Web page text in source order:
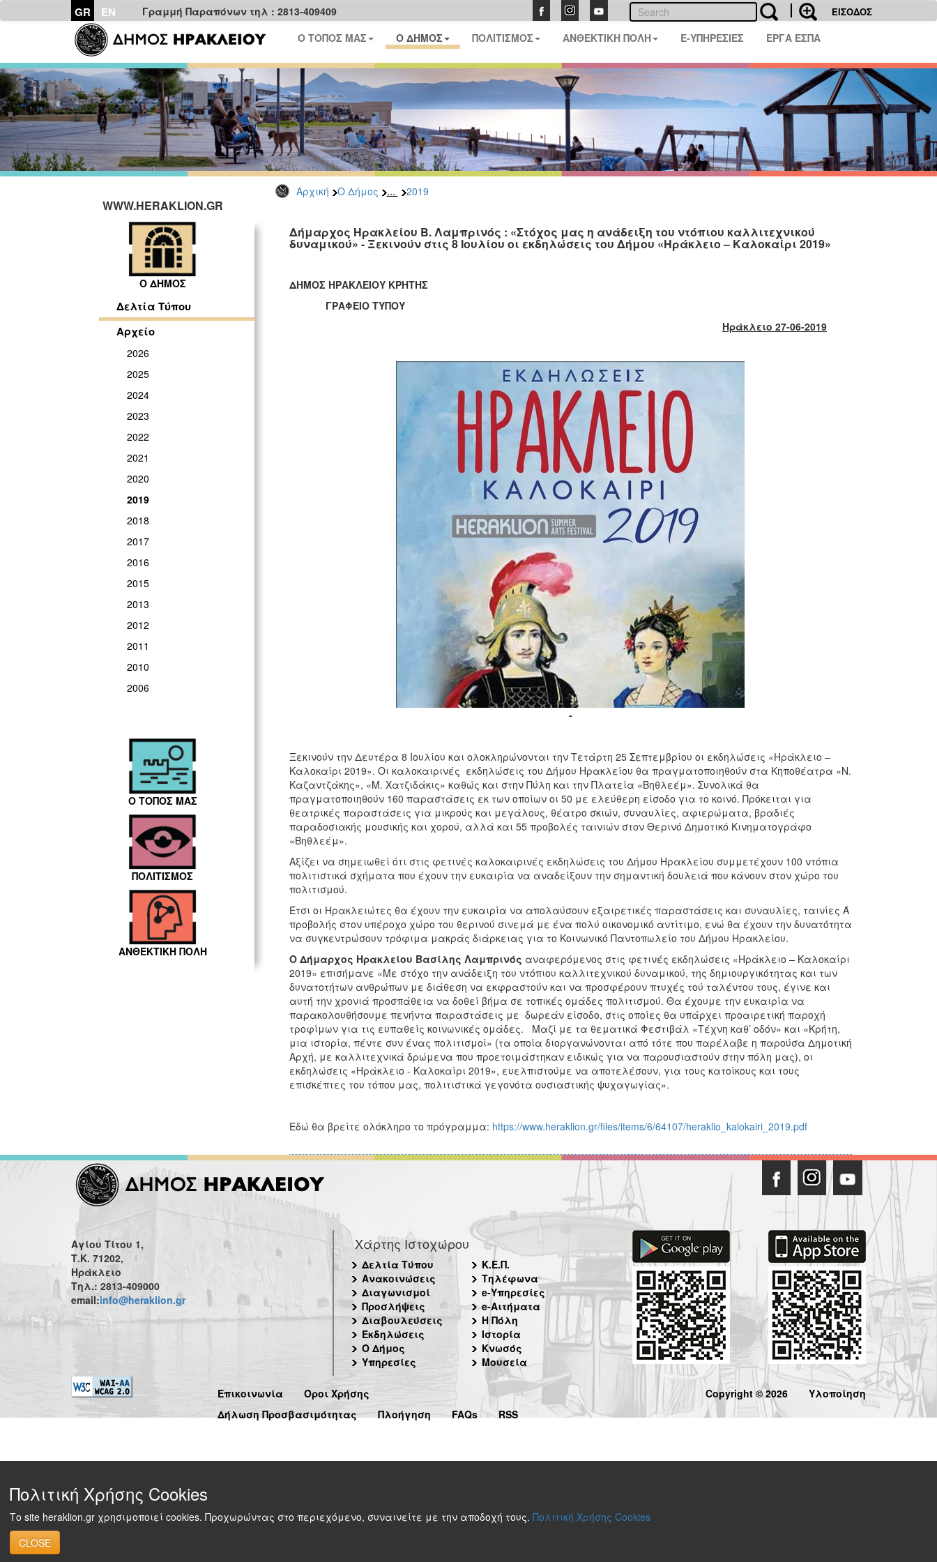
GR EN Γραμμή Παραπόνων τηλ : 2813-409409 ΕΙΣΟΔΟΣ
Ο ΤΟΠΟΣ ΜΑΣ Ο ΔΗΜΟΣ ΠΟΛΙΤΙΣΜΟΣ ΑΝΘΕΚΤΙΚΗ ΠΟΛΗ E-ΥΠΗΡΕΣΙΕΣ ΕΡΓΑ ΕΣΠΑ
Αρχική Ο Δήμος ... 2019
WWW.HERAKLION.GR
Ο ΔΗΜΟΣ
Δελτία Τύπου
Αρχείο
2026
2025
2024
2023
2022
2021
2020
2019
2018
2017
2016
2015
2013
2012
2011
2010
2006
Ο ΤΟΠΟΣ ΜΑΣ
ΠΟΛΙΤΙΣΜΟΣ
ΑΝΘΕΚΤΙΚΗ ΠΟΛΗ
Δήμαρχος Ηρακλείου Β. Λαμπρινός : «Στόχος μας η ανάδειξη του ντόπιου καλλιτεχνικού
δυναμικού» - Ξεκινούν στις 8 Ιουλίου οι εκδηλώσεις του Δήμου «Ηράκλειο – Καλοκαίρι 2019»
ΔΗΜΟΣ ΗΡΑΚΛΕΙΟΥ ΚΡΗΤΗΣ
ΓΡΑΦΕΙΟ ΤΥΠΟΥ
Ηράκλειο 27-06-2019
-
Ξεκινούν την Δευτέρα 8 Ιουλίου και ολοκληρώνονται την Τετάρτη 25 Σεπτεμβρίου οι εκδηλώσεις «Ηράκλειο –
Καλοκαίρι 2019». Οι καλοκαιρινές εκδηλώσεις του Δήμου Ηρακλείου θα πραγματοποιηθούν στα Κηποθέατρα «Ν.
Καζαντζάκης», «Μ. Χατζιδάκις» καθώς και στην Πύλη και την Πλατεία «Βηθλεέμ». Συνολικά θα
πραγματοποιηθούν 160 παραστάσεις εκ των οποίων οι 50 με ελεύθερη είσοδο για το κοινό. Πρόκειται για
θεατρικές παραστάσεις για μικρούς και μεγάλους, θέατρο σκιών, συναυλίες, αφιερώματα, βραδιές
παραδοσιακής μουσικής και χορού, αλλά και 55 προβολές ταινιών στον Θερινό Δημοτικό Κινηματογράφο
«Βηθλεέμ».
Αξίζει να σημειωθεί ότι στις φετινές καλοκαιρινές εκδηλώσεις του Δήμου Ηρακλείου συμμετέχουν 100 ντόπια
πολιτιστικά σχήματα που έχουν την ευκαιρία να αναδείξουν την σημαντική δουλειά που κάνουν στον χώρο του
πολιτισμού.
Έτσι οι Ηρακλειώτες θα έχουν την ευκαιρία να απολαύσουν εξαιρετικές παραστάσεις και συναυλίες, ταινίες Ά
προβολής στον υπέροχο χώρο του θερινού σινεμά με ένα πολύ οικονομικό αντίτιμο, ενώ θα έχουν την δυνατότητα
να συγκεντρώσουν τρόφιμα μακράς διάρκειας για το Κοινωνικό Παντοπωλείο του Δήμου Ηρακλείου.
Ο Δήμαρχος Ηρακλείου Βασίλης Λαμπρινός αναφερόμενος στις φετινές εκδηλώσεις «Ηράκλειο – Καλοκαίρι
2019» επισήμανε «Με στόχο την ανάδειξη του ντόπιου καλλιτεχνικού δυναμικού, της δημιουργικότητας και των
δυνατοτήτων ανθρώπων με διάθεση να εκφραστούν και να προσφέρουν πτυχές τού ταλέντου τους, έγινε και
αυτή την χρονιά προσπάθεια να δοθεί βήμα σε τοπικές ομάδες πολιτισμού. Θα έχουμε την ευκαιρία να
παρακολουθήσουμε πενήντα παραστάσεις με δωρεάν είσοδο, στις οποίες θα υπάρχει προαιρετική παροχή
τροφίμων για τις ευπαθείς κοινωνικές ομάδες. Μαζί με τα θεματικά Φεστιβάλ «Τέχνη καθ’ οδόν» και «Κρήτη,
μια ιστορία, πέντε συν ένας πολιτισμοί» (τα οποία διοργανώνονται από τότε που παρέλαβε η παρούσα Δημοτική
Αρχή, με καλλιτεχνικά δρώμενα που προετοιμάστηκαν ειδικώς για να παρουσιαστούν στην πόλη μας), οι
εκδηλώσεις «Ηράκλειο - Καλοκαίρι 2019», ευελπιστούμε να αποτελέσουν, για τους κατοίκους και τους
επισκέπτες του τόπου μας, πολιτιστικά γεγονότα ουσιαστικής ψυχαγωγίας».
Εδώ θα βρείτε ολόκληρο το πρόγραμμα: https://www.heraklion.gr/files/items/6/64107/heraklio_kalokairi_2019.pdf
Αγίου Τίτου 1,
Τ.Κ. 71202,
Ηράκλειο
Τηλ.: 2813-409000
email:info@heraklion.gr
Χάρτης Ιστοχώρου
Δελτία Τύπου
Ανακοινώσεις
Διαγωνισμοί
Προσλήψεις
Διαβουλεύσεις
Εκδηλώσεις
Ο Δήμος
Υπηρεσίες
Κ.Ε.Π.
Τηλέφωνα
e-Υπηρεσίες
e-Αιτήματα
Η Πόλη
Ιστορία
Κνωσός
Μουσεία
Επικοινωνία
Όροι Χρήσης
Δήλωση Προσβασιμότητας
Πλοήγηση FAQs RSS
Copyright © 2026 Υλοποίηση
Πολιτική Χρήσης Cookies
Το site heraklion.gr χρησιμοποιεί cookies. Προχωρώντας στο περιεχόμενο, συναινείτε με την αποδοχή τους. Πολιτική Χρήσης Cookies
CLOSE